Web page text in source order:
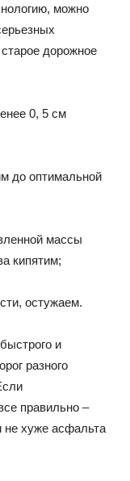
можно
дорожное
0, 5 см
до оптимальной
массы
кипятим;
остужаем.
и
разного
правильно –
не хуже асфальта